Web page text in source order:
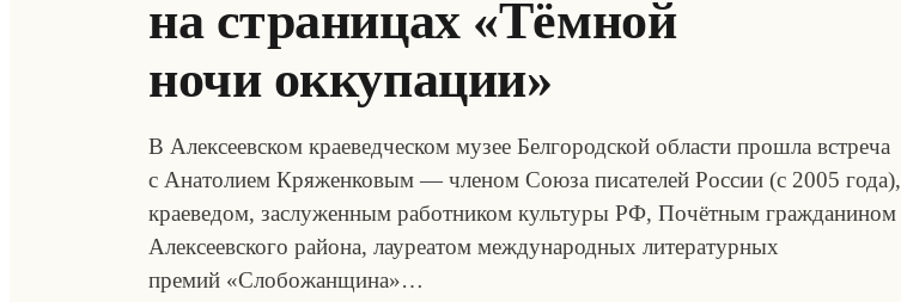
на страницах «Тёмной
ночи оккупации»
В Алексеевском краеведческом музее Белгородской области прошла встреча
с Анатолием Кряженковым — членом Союза писателей России (с 2005 года),
краеведом, заслуженным работником культуры РФ, Почётным гражданином
Алексеевского района, лауреатом международных литературных
премий «Слобожанщина»…